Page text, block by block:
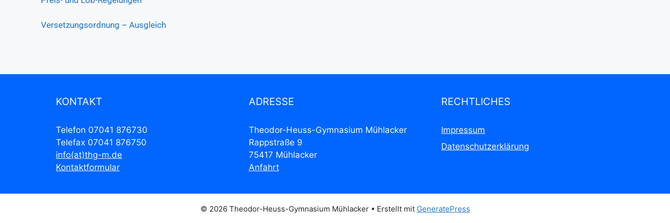
Versetzungsordnung – Ausgleich
KONTAKT
Telefon 07041 876730
Telefax 07041 876750
info(at)thg-m.de
Kontaktformular
ADRESSE
Theodor-Heuss-Gymnasium Mühlacker
Rappstraße 9
75417 Mühlacker
Anfahrt
RECHTLICHES
Impressum
Datenschutzerklärung
© 2026 Theodor-Heuss-Gymnasium Mühlacker• Erstellt mit GeneratePress